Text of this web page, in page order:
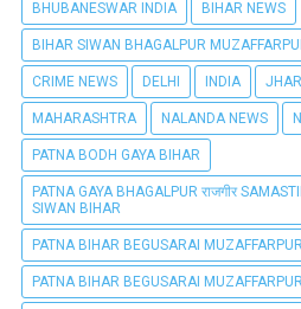
BHUBANESWAR INDIA BIHAR NEWS
BIHAR SIWAN BHAGALPUR
CRIME NEWS DELHI INDIA
MAHARASHTRA NALANDA NEWS
PATNA BODH GAYA BIHAR
PATNA GAYA BHAGALPUR राजगीर
SIWAN BIHAR
PATNA BIHAR BEGUSARAI
PATNA BIHAR BEGUSARAI